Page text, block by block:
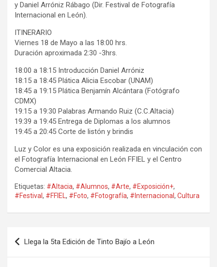
y Daniel Arróniz Rábago (Dir. Festival de Fotografía
Internacional en León).
ITINERARIO
Viernes 18 de Mayo a las 18:00 hrs.
Duración aproximada 2:30 -3hrs.
18:00 a 18:15 Introducción Daniel Arróniz
18:15 a 18:45 Plática Alicia Escobar (UNAM)
18:45 a 19:15 Plática Benjamín Alcántara (Fotógrafo
CDMX)
19:15 a 19:30 Palabras Armando Ruiz (C.C.Altacia)
19:39 a 19:45 Entrega de Diplomas a los alumnos
19:45 a 20:45 Corte de listón y brindis
Luz y Color es una exposición realizada en vinculación con
el Fotografía Internacional en León FFIEL y el Centro
Comercial Altacia.
Etiquetas: #Altacia, #Alumnos, #Arte, #Exposición+,
#Festival, #FFIEL, #Foto, #Fotografía, #Internacional, Cultura
Navegación
de
Llega la 5ta Edición de Tinto Bajío a León